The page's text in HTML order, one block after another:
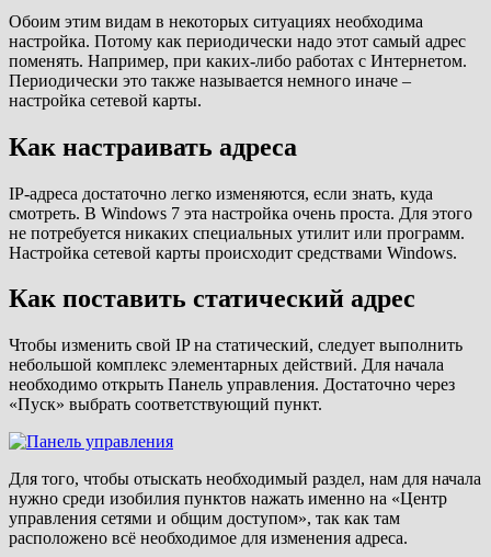
Обоим этим видам в некоторых ситуациях необходима
настройка. Потому как периодически надо этот самый адрес
поменять. Например, при каких-либо работах с Интернетом.
Периодически это также называется немного иначе –
настройка сетевой карты.
Как настраивать адреса
IP-адреса достаточно легко изменяются, если знать, куда
смотреть. В Windows 7 эта настройка очень проста. Для этого
не потребуется никаких специальных утилит или программ.
Настройка сетевой карты происходит средствами Windows.
Как поставить статический адрес
Чтобы изменить свой IP на статический, следует выполнить
небольшой комплекс элементарных действий. Для начала
необходимо открыть Панель управления. Достаточно через
«Пуск» выбрать соответствующий пункт.
Для того, чтобы отыскать необходимый раздел, нам для начала
нужно среди изобилия пунктов нажать именно на «Центр
управления сетями и общим доступом», так как там
расположено всё необходимое для изменения адреса.